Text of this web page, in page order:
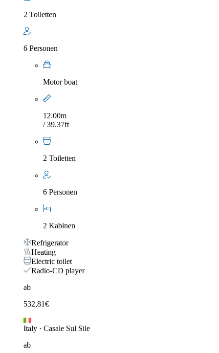
2 Toiletten
6 Personen
Motor boat
12.00m
/ 39.37ft
2 Toiletten
6 Personen
2 Kabinen
Refrigerator
Heating
Electric toilet
Radio-CD player
ab
532,81€
Italy · Casale Sul Sile
ab